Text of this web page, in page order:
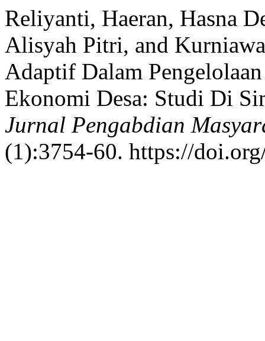
Reliyanti, Haeran, Hasna
Alisyah Pitri, and
Adaptif Dalam
Ekonomi Desa: Studi Di
Jurnal Pengabdian
(1):3754-60. https://